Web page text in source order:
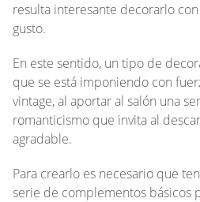
resulta interesante decorarlo
gusto.
En este sentido, un tipo de
que se está imponiendo con
vintage, al aportar al salón una
romanticismo que invita al
agradable.
Para crearlo es necesario que
serie de complementos básicos